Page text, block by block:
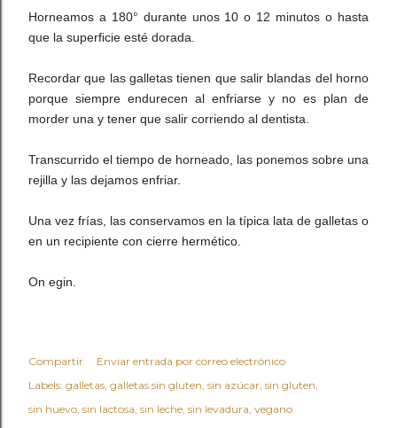
Horneamos a 180° durante unos 10 o 12 minutos o hasta
que la superficie esté dorada.
Recordar que las galletas tienen que salir blandas del horno
porque siempre endurecen al enfriarse y no es plan de
morder una y tener que salir corriendo al dentista.
Transcurrido el tiempo de horneado, las ponemos sobre una
rejilla y las dejamos enfriar.
Una vez frías, las conservamos en la típica lata de galletas o
en un recipiente con cierre hermético.
On egin.
Compartir
Enviar entrada por correo electrónico
Labels: galletas galletas sin gluten sin azúcar sin gluten
sin huevo sin lactosa sin leche sin levadura vegano